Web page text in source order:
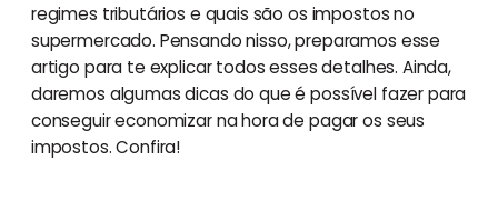
regimes tributários e quais são os impostos no
supermercado. Pensando nisso, preparamos esse
artigo para te explicar todos esses detalhes. Ainda,
daremos algumas dicas do que é possível fazer para
conseguir economizar na hora de pagar os seus
impostos. Confira!